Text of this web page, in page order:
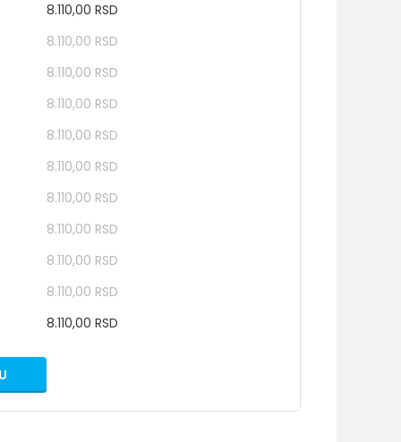
8.110,00 RSD
8.110,00 RSD
8.110,00 RSD
8.110,00 RSD
8.110,00 RSD
8.110,00 RSD
8.110,00 RSD
8.110,00 RSD
8.110,00 RSD
8.110,00 RSD
8.110,00 RSD